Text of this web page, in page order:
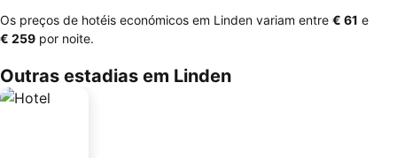
Os preços de hotéis económicos em Linden variam entre ‎€ 61 e
‎€ 259 por noite.
Outras estadias em Linden